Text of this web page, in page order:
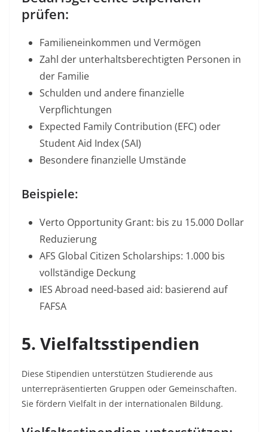
prüfen:
Familieneinkommen und Vermögen
Zahl der unterhaltsberechtigten Personen in
der Familie
Schulden und andere finanzielle
Verpflichtungen
Expected Family Contribution (EFC) oder
Student Aid Index (SAI)
Besondere finanzielle Umstände
Beispiele:
Verto Opportunity Grant: bis zu 15.000 Dollar
Reduzierung​
AFS Global Citizen Scholarships: 1.000 bis
vollständige Deckung​
IES Abroad need-based aid: basierend auf
FAFSA​
5. Vielfaltsstipendien
Diese Stipendien unterstützen Studierende aus
unterrepräsentierten Gruppen oder Gemeinschaften.
Sie fördern Vielfalt in der internationalen Bildung.​